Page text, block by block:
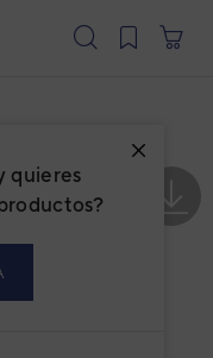
quieres